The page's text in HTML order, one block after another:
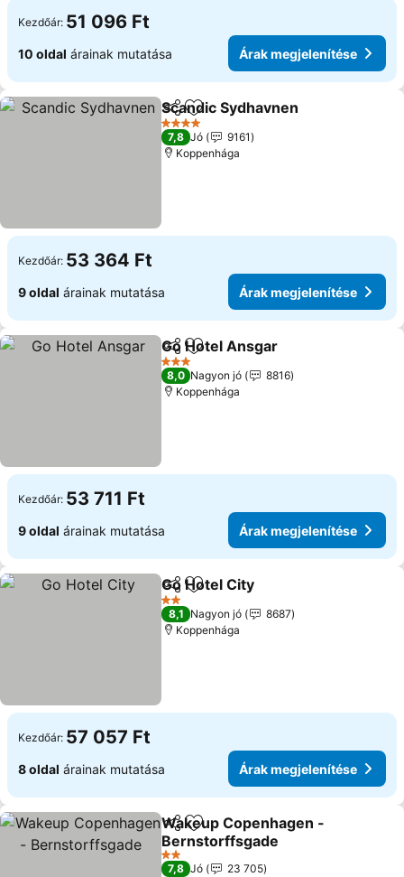
Kezdőár: 51 096 Ft
10 oldal árainak mutatása Árak megjelenítése
Megosztás
Hozzáadás a kedvencekhez
Scandic Sydhavnen
4 Kategória
7,8 Jó
9161
Koppenhága
Kezdőár: 53 364 Ft
9 oldal árainak mutatása Árak megjelenítése
Megosztás
Hozzáadás a kedvencekhez
Go Hotel Ansgar
3 Kategória
8,0 Nagyon jó
8816
Koppenhága
Kezdőár: 53 711 Ft
9 oldal árainak mutatása Árak megjelenítése
Megosztás
Hozzáadás a kedvencekhez
Go Hotel City
2 Kategória
8,1 Nagyon jó
8687
Koppenhága
Kezdőár: 57 057 Ft
8 oldal árainak mutatása Árak megjelenítése
Megosztás
Hozzáadás a kedvencekhez
Wakeup Copenhagen -
Bernstorffsgade
2 Kategória
7,8 Jó
23 705